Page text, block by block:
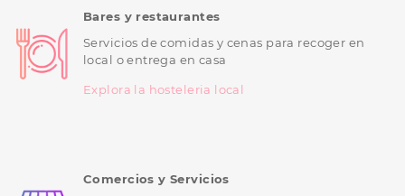
Bares y restaurantes
Servicios de comidas y cenas para recoger en
local o entrega en casa
Explora la hosteleria local
Comercios y Servicios